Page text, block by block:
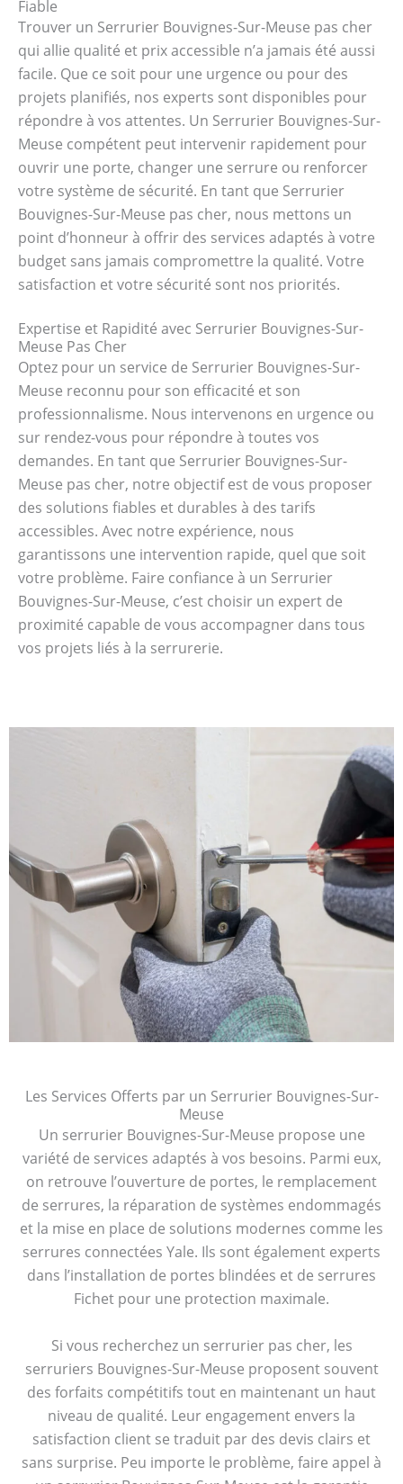
Fiable
Trouver un Serrurier Bouvignes-Sur-Meuse pas cher
qui allie qualité et prix accessible n’a jamais été aussi
facile. Que ce soit pour une urgence ou pour des
projets planifiés, nos experts sont disponibles pour
répondre à vos attentes. Un Serrurier Bouvignes-Sur-
Meuse compétent peut intervenir rapidement pour
ouvrir une porte, changer une serrure ou renforcer
votre système de sécurité. En tant que Serrurier
Bouvignes-Sur-Meuse pas cher, nous mettons un
point d’honneur à offrir des services adaptés à votre
budget sans jamais compromettre la qualité. Votre
satisfaction et votre sécurité sont nos priorités.
Expertise et Rapidité avec Serrurier Bouvignes-Sur-
Meuse Pas Cher
Optez pour un service de Serrurier Bouvignes-Sur-
Meuse reconnu pour son efficacité et son
professionnalisme. Nous intervenons en urgence ou
sur rendez-vous pour répondre à toutes vos
demandes. En tant que Serrurier Bouvignes-Sur-
Meuse pas cher, notre objectif est de vous proposer
des solutions fiables et durables à des tarifs
accessibles. Avec notre expérience, nous
garantissons une intervention rapide, quel que soit
votre problème. Faire confiance à un Serrurier
Bouvignes-Sur-Meuse, c’est choisir un expert de
proximité capable de vous accompagner dans tous
vos projets liés à la serrurerie.
Les Services Offerts par un Serrurier Bouvignes-Sur-
Meuse
Un serrurier Bouvignes-Sur-Meuse propose une
variété de services adaptés à vos besoins. Parmi eux,
on retrouve l’ouverture de portes, le remplacement
de serrures, la réparation de systèmes endommagés
et la mise en place de solutions modernes comme les
serrures connectées Yale. Ils sont également experts
dans l’installation de portes blindées et de serrures
Fichet pour une protection maximale.
Si vous recherchez un serrurier pas cher, les
serruriers Bouvignes-Sur-Meuse proposent souvent
des forfaits compétitifs tout en maintenant un haut
niveau de qualité. Leur engagement envers la
satisfaction client se traduit par des devis clairs et
sans surprise. Peu importe le problème, faire appel à